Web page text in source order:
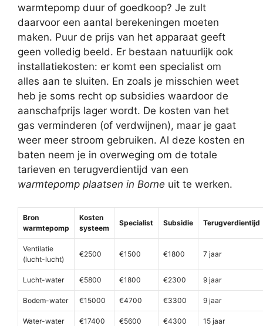
warmtepomp duur of goedkoop? Je zult
daarvoor een aantal berekeningen moeten
maken. Puur de prijs van het apparaat geeft
geen volledig beeld. Er bestaan natuurlijk ook
installatiekosten: er komt een specialist om
alles aan te sluiten. En zoals je misschien weet
heb je soms recht op subsidies waardoor de
aanschafprijs lager wordt. De kosten van het
gas verminderen (of verdwijnen), maar je gaat
weer meer stroom gebruiken. Al deze kosten en
baten neem je in overweging om de totale
tarieven en terugverdientijd van een
warmtepomp plaatsen in Borne uit te werken.
Bron
warmtepomp
Kosten
systeem
Specialist Subsidie Terugverdientijd
Ventilatie
(lucht-lucht)
€2500 €1500 €1800 7 jaar
Lucht-water €5800 €1800 €2300 9 jaar
Bodem-water €15000 €4700 €3300 9 jaar
Water-water €17400 €5600 €4300 15 jaar